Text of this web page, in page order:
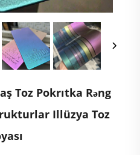
Toz Pokrıtka Rəng
Illüzya Toz